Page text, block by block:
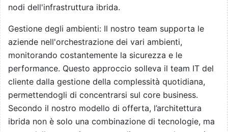
nodi dell'infrastruttura ibrida.
Gestione degli ambienti: Il nostro team supporta le
aziende nell'orchestrazione dei vari ambienti,
monitorando costantemente la sicurezza e le
performance. Questo approccio solleva il team IT del
cliente dalla gestione della complessità quotidiana,
permettendogli di concentrarsi sul core business.
Secondo il nostro modello di offerta, l’architettura
ibrida non è solo una combinazione di tecnologie, ma